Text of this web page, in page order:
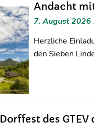
Andacht
7. August 2026
Herzliche
den Sieben
Dorffest des